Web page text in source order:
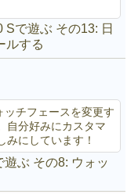
Sで遊ぶ その13: 日
ルする
チフェースを変更す
自分好みにカスタマ
みにしています！
ぶ その8: ウォッ